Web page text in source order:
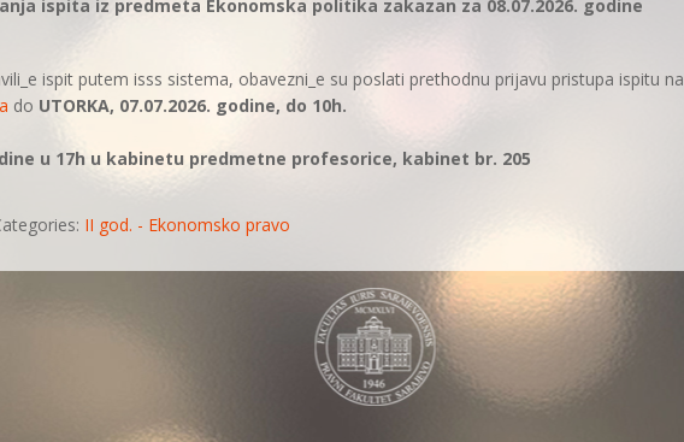
ispita iz predmeta Ekonomska politika zakazan za 08.07.2026. godine
ispit putem isss sistema, obavezni_e su poslati prethodnu prijavu pristupa ispitu na
do UTORKA, 07.07.2026. godine, do 10h.
u 17h u kabinetu predmetne profesorice, kabinet br. 205
II god. - Ekonomsko pravo